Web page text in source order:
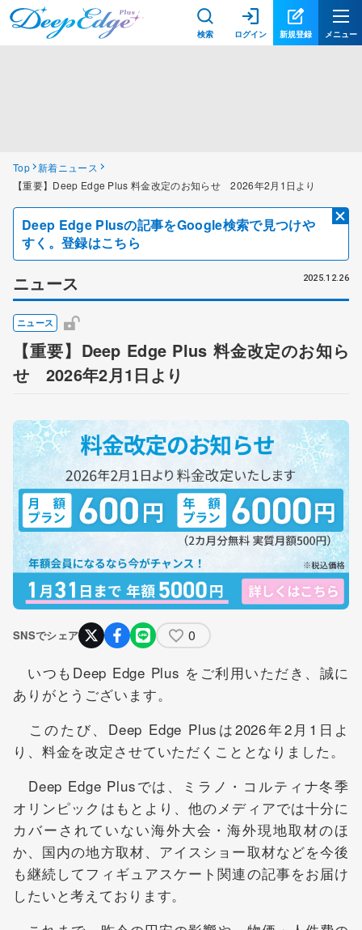
検索 ログイン 新規登録 メニュー
Top 新着ニュース
【重要】Deep Edge Plus 料金改定のお知らせ 2026年2月1日より
Deep Edge Plusの記事をGoogle検索で見つけや
すく。登録はこちら
ニュース 2025.12.26
ニュース
【重要】Deep Edge Plus 料金改定のお知ら
せ 2026年2月1日より
SNSでシェア 0
いつもDeep Edge Plus をご利用いただき、誠に
ありがとうございます。
このたび、Deep Edge Plusは2026年2月1日よ
り、料金を改定させていただくこととなりました。
Deep Edge Plusでは、ミラノ・コルティナ冬季
オリンピックはもとより、他のメディアでは十分に
カバーされていない海外大会・海外現地取材のほ
か、国内の地方取材、アイスショー取材などを今後
も継続してフィギュアスケート関連の記事をお届け
したいと考えております。